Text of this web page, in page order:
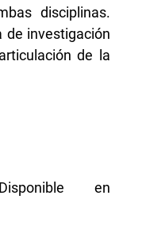
disciplinas.
de investigación
de la
en